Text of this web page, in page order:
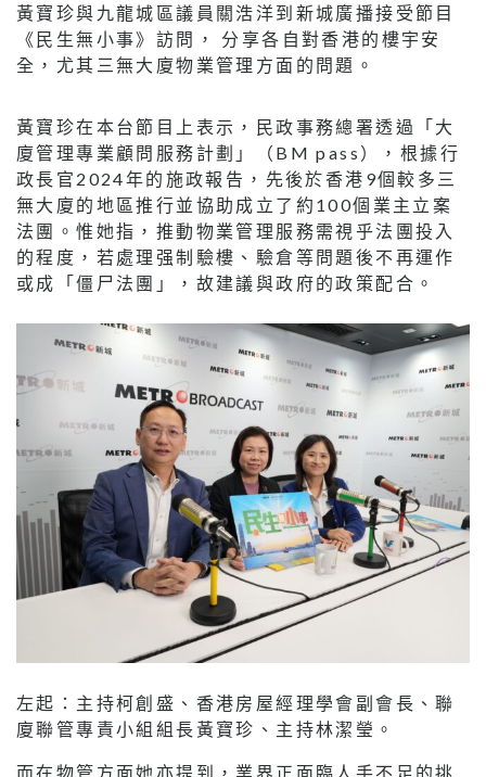
黃寶珍與九龍城區議員關浩洋到新城廣播接受節目
《民生無小事》訪問， 分享各自對香港的樓宇安
全，尤其三無大廈物業管理方面的問題。
黃寶珍在本台節目上表示，民政事務總署透過「大
廈管理專業顧問服務計劃」（BM pass），根據行
政長官2024年的施政報告，先後於香港9個較多三
無大廈的地區推行並協助成立了約100個業主立案
法團。惟她指，推動物業管理服務需視乎法團投入
的程度，若處理强制驗樓、驗倉等問題後不再運作
或成「僵尸法團」，故建議與政府的政策配合。
左起：主持柯創盛、香港房屋經理學會副會長、聯
廈聯管專責小組組長黃寶珍、主持林潔瑩。
而在物管方面她亦提到，業界正面臨人手不足的挑